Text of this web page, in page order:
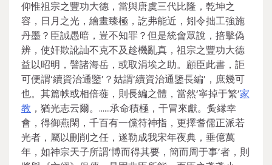
仰惟祖宗之豐功大德，當與唐虞三代比隆，乾坤之
容，日月之光，繪畫臻極，訖弗能近，矧令拙工強施
丹墨？臣誠愚暗，豈不知罪？但是統會眾說，掊擊偽
辨，使奸欺訛訕不克不及趁機亂真，祖宗之豐功大德
益以昭明，譬諸海岳，或取涓埃之助。顧臣此書，詎
可便謂‘續資治通鑒’？姑謂‘續資治通鑒長編’，庶幾可
也。其篇帙或相倍蓰，則長編之體，當然‘寧掉于繁’家
教 ，猶光志云爾。……承命積極，干冒來獻。夤縁幸
會，得御燕閑，千百有一儻符神指，更擇耆儒正派若
光者，屬以刪削之任，遂勒成我宋年夜典，垂億萬
年，如神宗天子所謂‘博而得其要，簡而周于事’者，則